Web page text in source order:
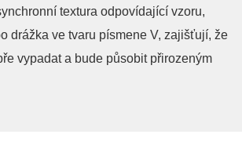
textura odpovídající vzoru,
drážka ve tvaru písmene V, zajišťují, že
vypadat a bude působit přirozeným